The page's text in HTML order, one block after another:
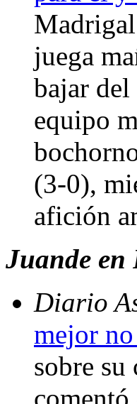
juega
bajar del
equipo
(3-0),
afición
Juande en
Diario
mejor
sobre
comentó